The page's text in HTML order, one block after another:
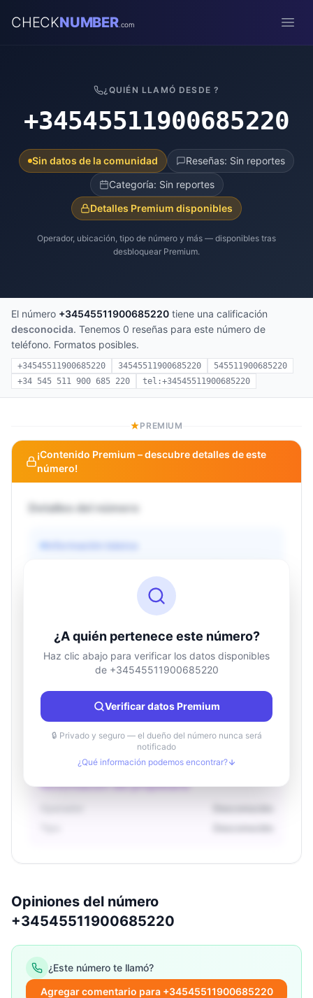
CHECKNUMBER.com
¿QUIÉN LLAMÓ DESDE ?
+34545511900685220
Sin datos de la comunidad
Reseñas: Sin reportes
Categoría: Sin reportes
Detalles Premium disponibles
Operador, ubicación, tipo de número y más — disponibles tras
desbloquear Premium.
El número +34545511900685220 tiene una calificación
desconocida. Tenemos 0 reseñas para este número de
teléfono. Formatos posibles.
+34545511900685220 34545511900685220
545511900685220
+34 545 511 900 685 220
tel:+34545511900685220
PREMIUM
¡Contenido Premium – descubre detalles de este
número!
Detalles del número
Información básica
Información de ubicación
País
Desconocido
Ciudad
Desconocido
Región
Desconocido
Información del propietario
¿A quién pertenece este número?
Haz clic abajo para verificar los datos disponibles
de +34545511900685220
Verificar datos Premium
🔒 Privado y seguro — el dueño del número nunca será
notificado
¿Qué información podemos encontrar?
Opiniones del número
+34545511900685220
¿Este número te llamó?
Agregar comentario para +34545511900685220